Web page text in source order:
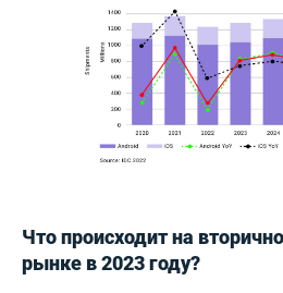
Что происходит на
рынке в 2023 году?